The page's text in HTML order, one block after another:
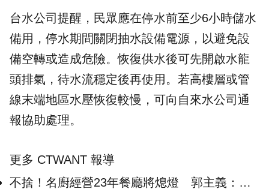
台水公司提醒，民眾應在停水前至少6小時儲水
備用，停水期間關閉抽水設備電源，以避免設
備空轉或造成危險。恢復供水後可先開啟水龍
頭排氣，待水流穩定後再使用。若高樓層或管
線末端地區水壓恢復較慢，可向自來水公司通
報協助處理。
更多 CTWANT 報導
不捨！名廚經營23年餐廳將熄燈 郭主義：謝